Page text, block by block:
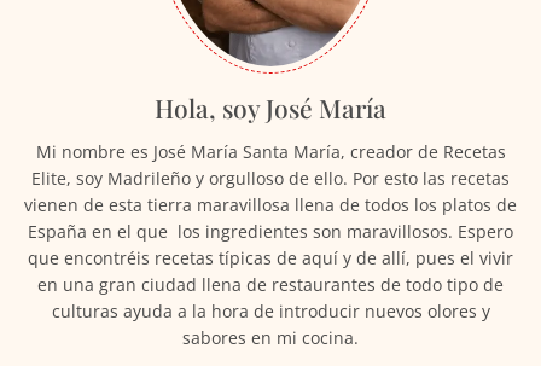
Hola, soy José María
Mi nombre es José María Santa María, creador de Recetas
Elite, soy Madrileño y orgulloso de ello. Por esto las recetas
vienen de esta tierra maravillosa llena de todos los platos de
España en el que los ingredientes son maravillosos. Espero
que encontréis recetas típicas de aquí y de allí, pues el vivir
en una gran ciudad llena de restaurantes de todo tipo de
culturas ayuda a la hora de introducir nuevos olores y
sabores en mi cocina.